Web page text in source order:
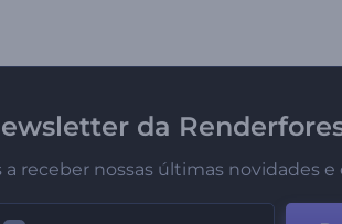
da
receber nossas últimas novidades e